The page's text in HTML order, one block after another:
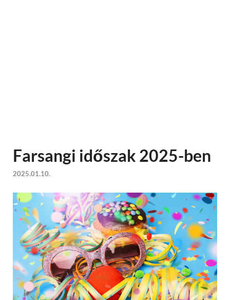
Farsangi időszak 2025-ben
2025.01.10.